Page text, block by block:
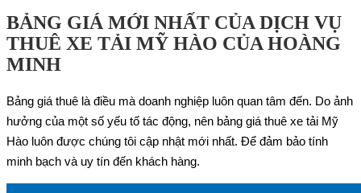
BẢNG GIÁ MỚI NHẤT CỦA DỊCH VỤ
THUÊ XE TẢI MỸ HÀO CỦA HOÀNG
MINH
Bảng giá thuê là điều mà doanh nghiệp luôn quan tâm đến. Do ảnh
hưởng của một số yếu tố tác động, nên bảng giá thuê xe tải Mỹ
Hào luôn được chúng tôi cập nhật mới nhất. Để đảm bảo tính
minh bạch và uy tín đến khách hàng.